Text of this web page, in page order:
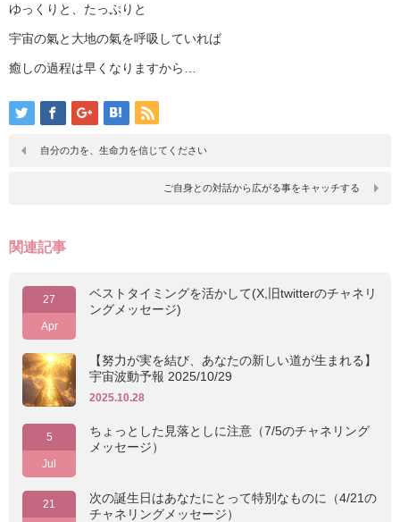
ゆっくりと、たっぷりと
宇宙の氣と大地の氣を呼吸していれば
癒しの過程は早くなりますから…
自分の力を、生命力を信じてください
ご自身との対話から広がる事をキャッチする
関連記事
27
Apr
ベストタイミングを活かして(X,旧twitterのチャネリ
ングメッセージ)
【努力が実を結び、あなたの新しい道が生まれる】
宇宙波動予報 2025/10/29
2025.10.28
5
Jul
ちょっとした見落としに注意（7/5のチャネリング
メッセージ）
21
次の誕生日はあなたにとって特別なものに（4/21の
チャネリングメッセージ）